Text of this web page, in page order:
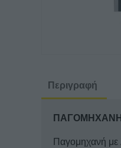
Περιγραφή
ΠΑΓΟΜΗΧΑΝΗ
Παγομηχανή με